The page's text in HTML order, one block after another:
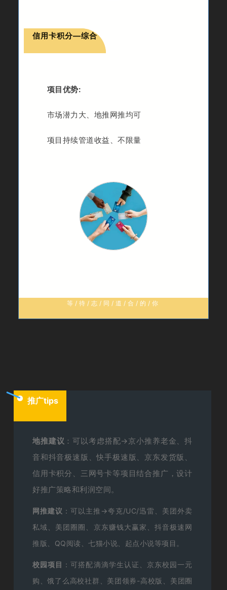
信用卡积分—综合
项目优势:
市场潜力大、地推网推均可
项目持续管道收益、不限量
等/待/志/同/道/合/的/你
推广tips
地推建议 ：可以考虑搭配→京小推养老金、抖
音和抖音极速版、快手极速版、京东发货版、
信用卡积分、三网号卡等项目结合推广，设计
好推广策略和利润空间。
网推建议 ：可以主推→夸克/UC/迅雷、美团外卖
私域、美团圈圈、京东赚钱大赢家、抖音极速网
推版、QQ阅读、七猫小说、起点小说等项目。
校园项目 ：可搭配滴滴学生认证、京东校园一元
购、饿了么高校社群、美团领券-高校版、美团圈